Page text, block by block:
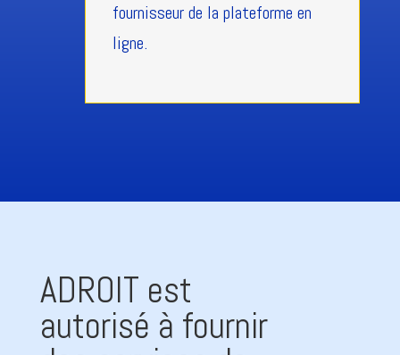
fournisseur de la plateforme en
ligne.
ADROIT est
autorisé à fournir